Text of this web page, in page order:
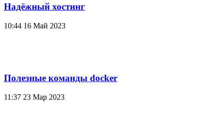
Надёжный хостинг
10:44 16 Май 2023
Полезные команды docker
11:37 23 Мар 2023